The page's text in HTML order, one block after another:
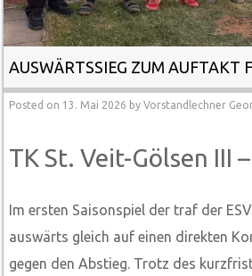
AUSWÄRTSSIEG ZUM AUFTAKT
Posted on 13. Mai 2026 byVorstandlechner
TK St. Veit-Gölsen III
Im ersten Saisonspiel der traf der
auswärts gleich auf einen direkten
gegen den Abstieg. Trotz des